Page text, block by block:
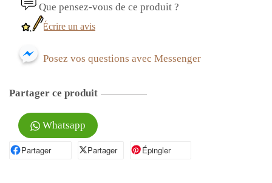
Que pensez-vous de ce produit ?
Écrire un avis
Posez vos questions avec Messenger
Partager ce produit
Whatsapp
PartagerPartager sur Facebook
Partager
Partager sur XÉpinglerÉpingler sur Pinterest